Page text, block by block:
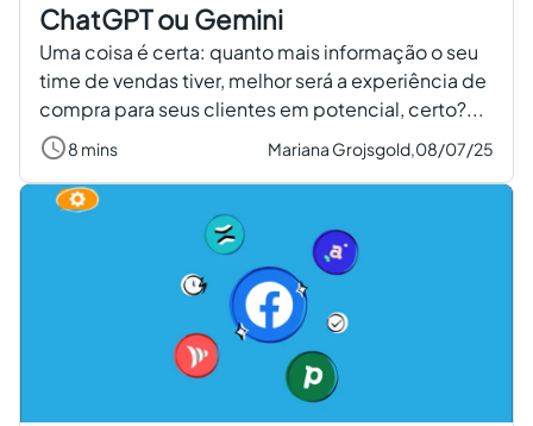
ChatGPT ou Gemini
Uma coisa é certa: quanto mais informação o seu
time de vendas tiver, melhor será a experiência de
compra para seus clientes em potencial, certo?...
8 mins Mariana Grojsgold,08/07/25